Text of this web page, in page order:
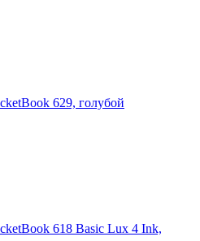
629, голубой
618 Basic Lux 4 Ink,